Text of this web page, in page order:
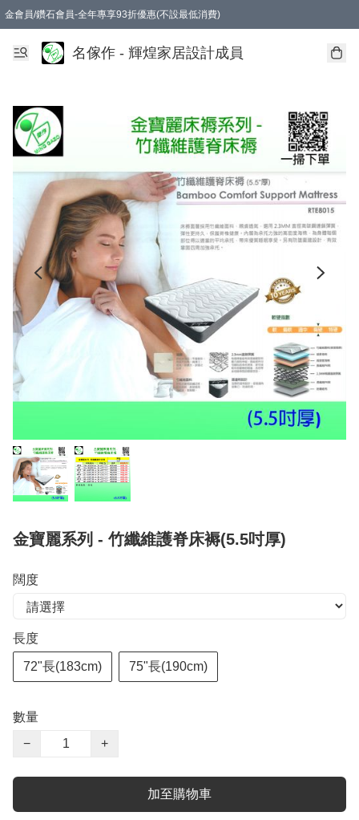
金會員/鑽石會員-全年專享93折優惠(不設最低消費)
名傢作 - 輝煌家居設計成員
金寶麗系列 - 竹纖維護脊床褥(5.5吋厚)
闊度
長度
72"長(183cm) 75"長(190cm)
數量
−
+
加至購物車